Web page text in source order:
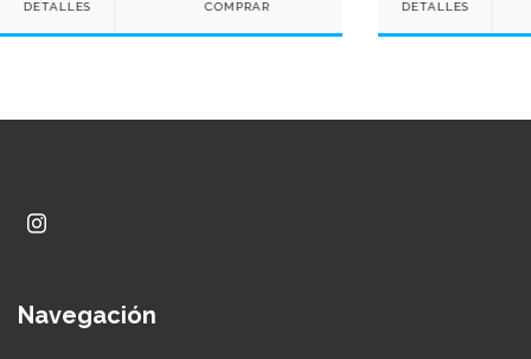
DETALLES DETALLES
Navegación